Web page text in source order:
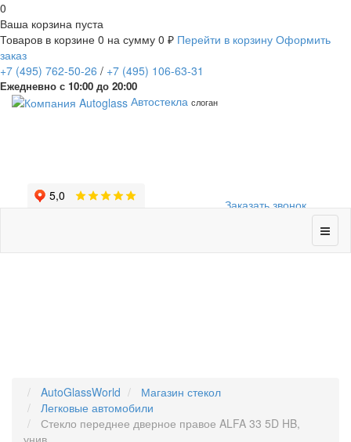
0
Ваша корзина пуста
Товаров в корзине 0 на сумму 0 ₽ Перейти в корзину Оформить
заказ
+7 (495) 762-50-26 / +7 (495) 106-63-31
Ежедневно с 10:00 до 20:00
Заказать звонок
Автостекла слоган
AutoGlassWorld
Магазин стекол
Легковые автомобили
Стекло переднее дверное правое ALFA 33 5D HB,
унив.